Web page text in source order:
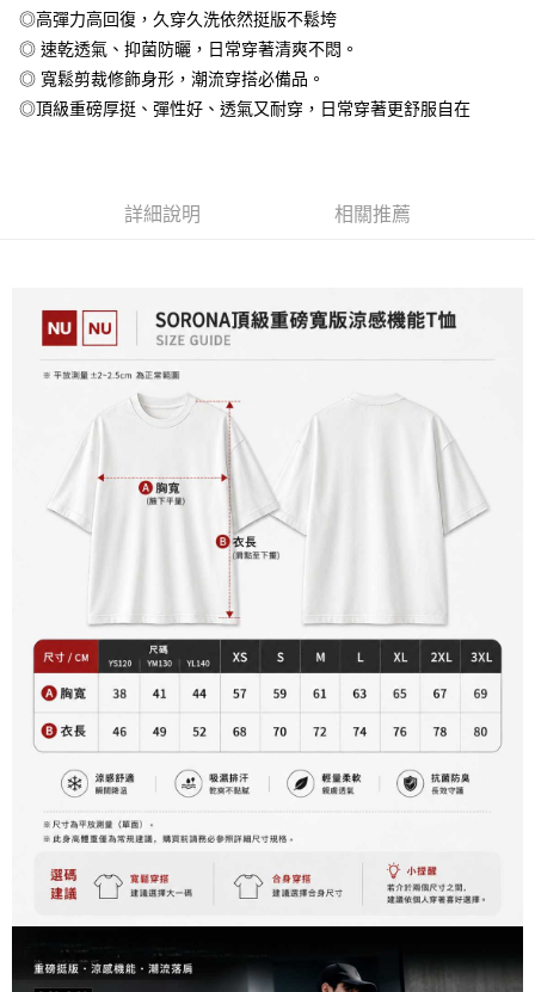
全盈+PAY
大哥付你分期
相關說明
【繳款方式說明】
1.分期款項不併入電信帳單，「大哥付你分期」於每月結算日後寄送繳費提
2.透過簡訊連結打開帳單後，可選擇「超商條碼／台灣大直營門市／銀行轉
帳／街口支付／iPASS MONEY」等通路繳費。
【注意事項】
1.本服務係由「台灣大哥大股份有限公司」（以下簡稱本公司）所提供，讓
用戶於交易時，得透過本服務購買商品或服務，並由商店將買賣／分期付款
買賣價金債權讓與本公司後，依約使用本公司帳單繳交帳款。
2.基於同意付款使用「大哥付你分期」之契約關係目的，商店將以您的個人
資料（包含姓名、電話或地址）提供予台灣大哥大進項蒐集、處理及利用，
由本公司與您本人進行分期帳單所需資料之確認、核對及更正。
3.完整用戶服務條款，請詳閱以下連結：
AFTEE先享後付是「在收到商品之後才付款」的支付方式。 讓您購物簡單
３．安心：先確認商品／服務後，再付款。
【「AFTEE先享後付」結帳流程】
１．於結帳方式選擇「AFTEE先享後付」後，將跳轉至「AFTEE先享後付」
結帳頁面，進行簡訊認證並確認金額後，即可完成結帳。
２．訂單成立數日內，您將收到繳費通知簡訊。
３．收到繳費通知簡訊後14天內，點擊此簡訊中的連結，可透過四大超商／
ATM／網路銀行／等多元方式進行付款，方視為交易完成。
※ 請注意：結帳手續完成當下不需立刻繳費，但若您需要取消訂單，請聯絡
購買商品的店家。未經商家同意取消之訂單仍視為有效，需透過AFTEE先享
後付繳納相關費用。
※ 交易是否成功請以「AFTEE先享後付 」之結帳頁面顯示為準，若有關於
是否繳費成功／繳費後需取消欲退款等相關疑問，請聯繫「AFTEE先享後付
https://netprotections.freshdesk.com/support/home
【注意事項】
１．透過由恩沛科技股份有限公司提供之「AFTEE先享後付」服務完成之交
易，需依本服務之必要範圍內提供個人資料，並將交易相關給付款項請求債
權轉讓予恩沛科技股份有限公司。
https://aftee.tw/terms/#terms3
３．未成年的使用者請事先徵得法定代理人或監護人之同意方可使用
「AFTEE先享後付」，若未經同意申辦者引起之損失，本公司不負相關責
４．使用「AFTEE先享後付」時，將依據個別帳號之用戶狀況，依本公司即
時審查核予不同之上限額度；若仍有額度不足之情形，本公司將視審查結果
請求用戶進行身份認證。
５．嚴禁一人註冊多個帳號或使用他人資訊註冊。若發現惡意使用之情形，
恩沛科技股份有限公司將有權停止該用戶之使用額度並採取法律行動。
全家付款取貨
每筆NT$65，滿NT$899(含以上)免運費
每筆NT$60，滿NT$899(含以上)免運費
7-11付款取貨
每筆NT$65，滿NT$899(含以上)免運費
每筆NT$60，滿NT$899(含以上)免運費
每筆NT$65，滿NT$899(含以上)免運費
◎高彈力高回復，久穿久洗依然挺版不鬆垮
◎ 速乾透氣、抑菌防曬，日常穿著清爽不悶。
◎ 寬鬆剪裁修飾身形，潮流穿搭必備品。
◎頂級重磅厚挺、彈性好、透氣又耐穿，日常穿著更舒服自在
詳細說明 相關推薦